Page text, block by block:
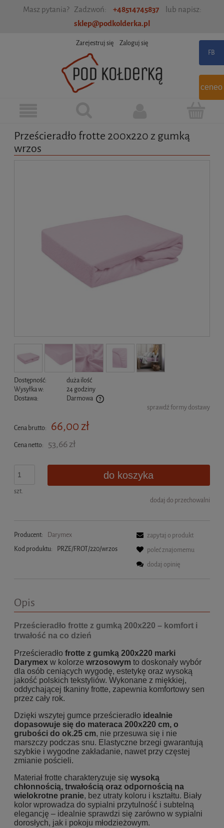
Masz pytania? Zadzwoń: +48514745837
lub napisz:
sklep@podkolderka.pl
Zarejestruj się Zaloguj się
Prześcieradło frotte 200x220 z gumką
wrzos
Dostępność:
duża ilość
Wysyłka w:
24 godziny
Dostawa:
Darmowa
Cena nie zawiera ewentualnych kosztów płatnościsprawdź formy dostawy
Cena brutto: 66,00 zł
Cena netto: 53,66 zł
szt.
do koszyka
dodaj do przechowalni
Producent:
Darymex
Kod produktu:
PRZE/FROT/220/wrzos
zapytaj o produkt
poleć znajomemu
dodaj opinię
Opis
Prześcieradło frotte z gumką 200x220 – komfort i
trwałość na co dzień
Prześcieradło frotte z gumką 200x220 marki
Darymex w kolorze wrzosowym to doskonały wybór
dla osób ceniących wygodę, estetykę oraz wysoką
jakość polskich tekstyliów. Wykonane z miękkiej,
oddychającej tkaniny frotte, zapewnia komfortowy sen
przez cały rok.
Dzięki wszytej gumce prześcieradło idealnie
dopasowuje się do materaca 200x220 cm, o
grubości do ok.25 cm, nie przesuwa się i nie
marszczy podczas snu. Elastyczne brzegi gwarantują
szybkie i wygodne zakładanie, nawet przy częstej
zmianie pościeli.
Materiał frotte charakteryzuje się wysoką
chłonnością, trwałością oraz odpornością na
wielokrotne pranie, bez utraty koloru i kształtu. Biały
kolor wprowadza do sypialni przytulność i subtelną
elegancję – idealnie sprawdzi się zarówno w sypialni
dorosłych, jak i pokoju młodzieżowym.
ceneo